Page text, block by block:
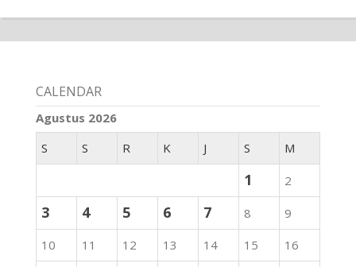
CALENDAR
Agustus 2026
S
S R K J S M
1 2
3 4 5 6 7 8
9
10
11 12 13 14 15
16